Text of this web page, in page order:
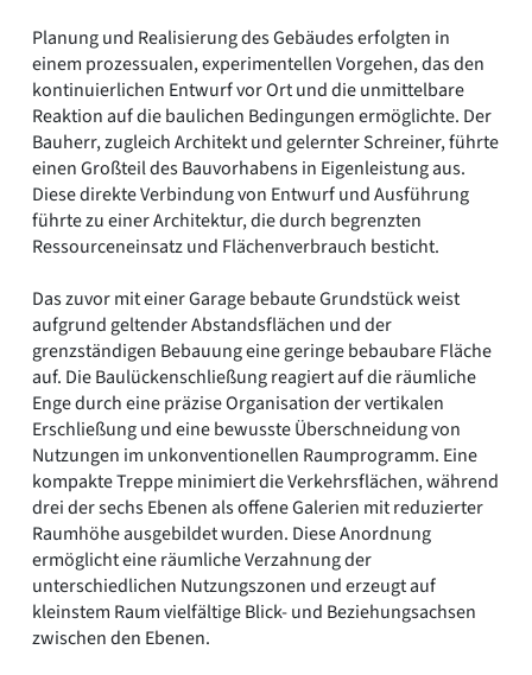
Planung und Realisierung des Gebäudes erfolgten in
einem prozessualen, experimentellen Vorgehen, das den
kontinuierlichen Entwurf vor Ort und die unmittelbare
Reaktion auf die baulichen Bedingungen ermöglichte. Der
Bauherr, zugleich Architekt und gelernter Schreiner, führte
einen Großteil des Bauvorhabens in Eigenleistung aus.
Diese direkte Verbindung von Entwurf und Ausführung
führte zu einer Architektur, die durch begrenzten
Ressourceneinsatz und Flächenverbrauch besticht.
Das zuvor mit einer Garage bebaute Grundstück weist
aufgrund geltender Abstandsflächen und der
grenzständigen Bebauung eine geringe bebaubare Fläche
auf. Die Baulückenschließung reagiert auf die räumliche
Enge durch eine präzise Organisation der vertikalen
Erschließung und eine bewusste Überschneidung von
Nutzungen im unkonventionellen Raumprogramm. Eine
kompakte Treppe minimiert die Verkehrsflächen, während
drei der sechs Ebenen als offene Galerien mit reduzierter
Raumhöhe ausgebildet wurden. Diese Anordnung
ermöglicht eine räumliche Verzahnung der
unterschiedlichen Nutzungszonen und erzeugt auf
kleinstem Raum vielfältige Blick- und Beziehungsachsen
zwischen den Ebenen.